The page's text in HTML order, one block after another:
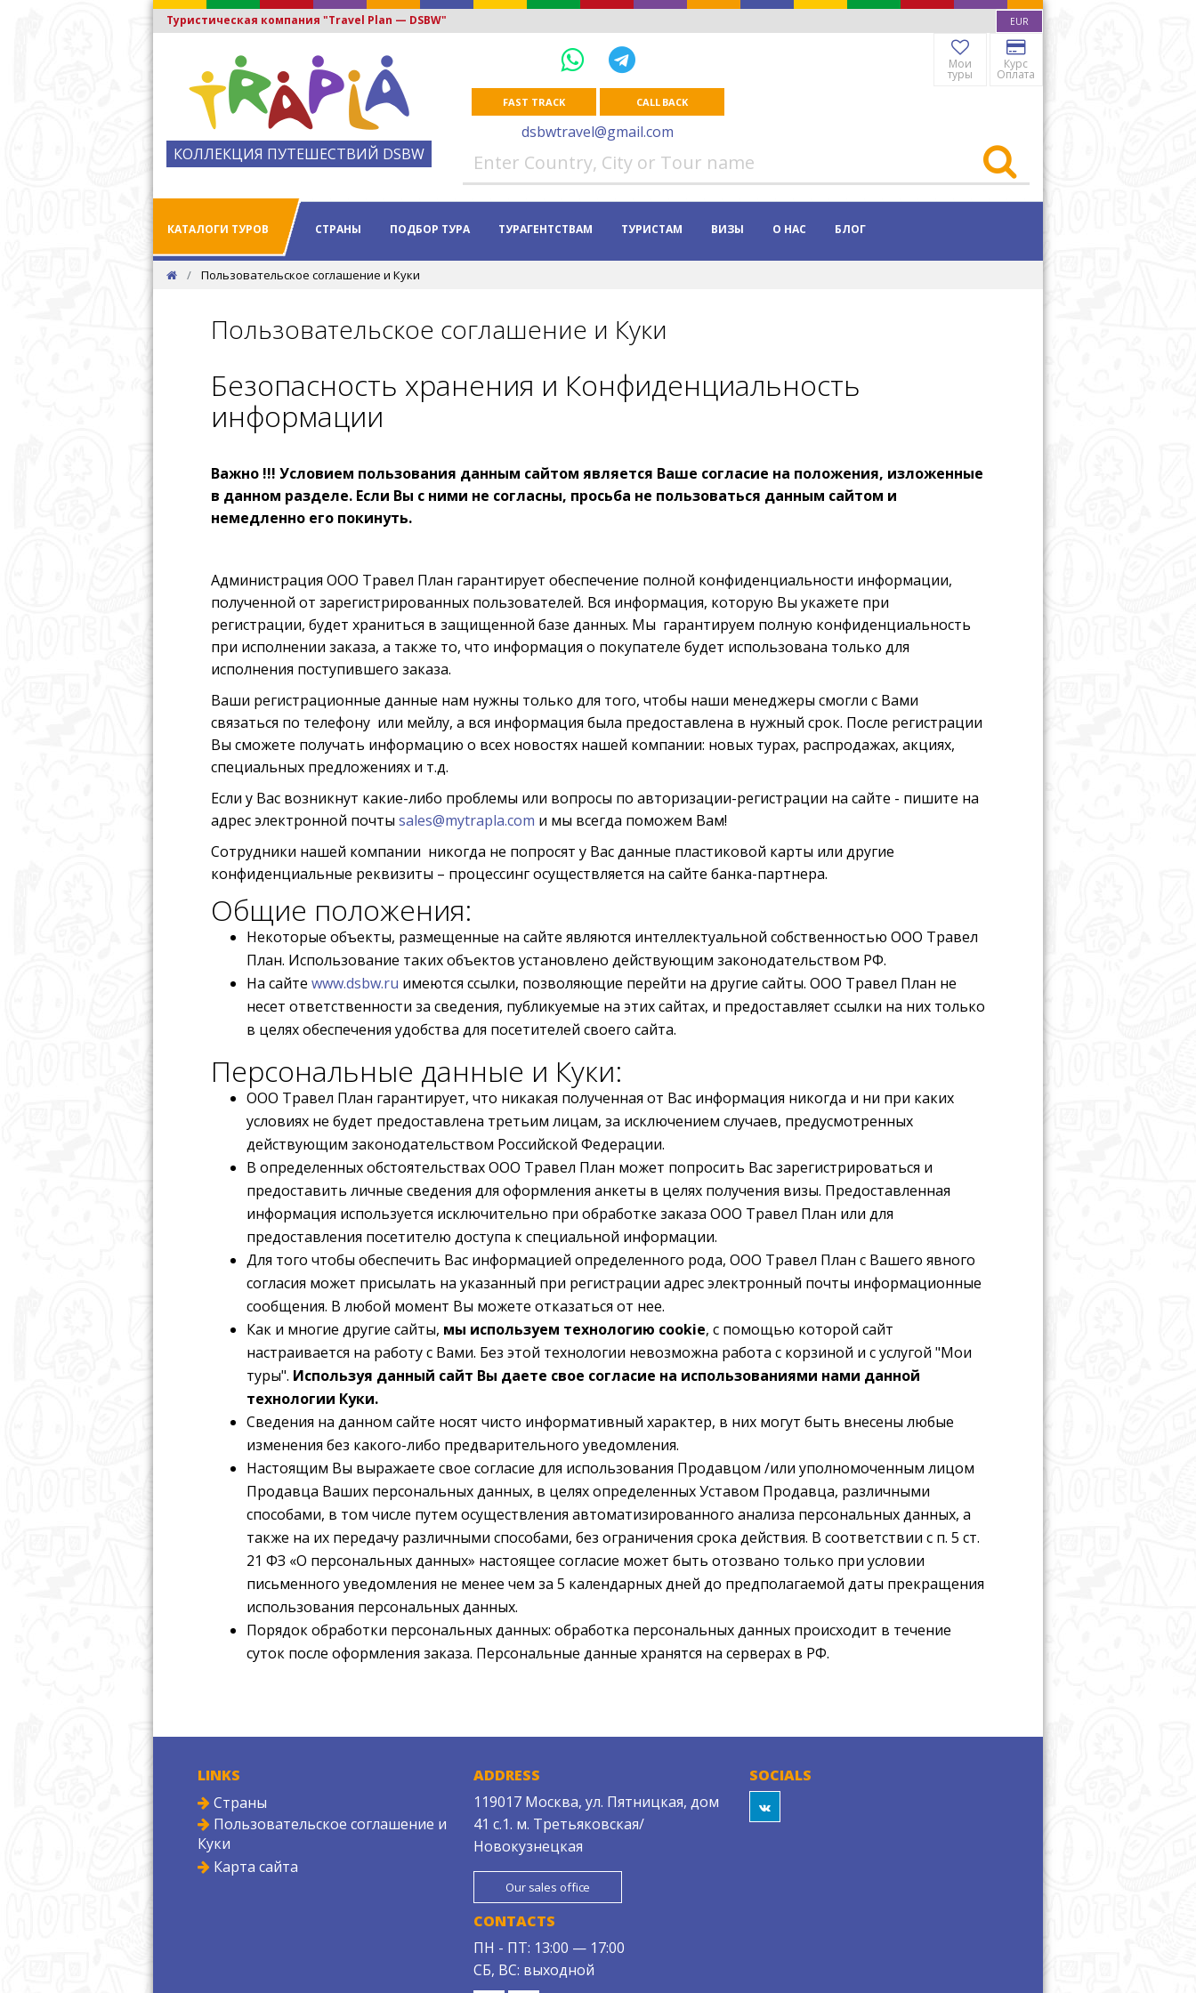
Туристическая компания "Travel Plan — DSBW" EUR
КОЛЛЕКЦИЯ ПУТЕШЕСТВИЙ DSBW
FAST TRACK CALL BACK
dsbwtravel@gmail.com
Мои
туры
Курс
Оплата
КАТАЛОГИ ТУРОВ СТРАНЫ ПОДБОР ТУРА ТУРАГЕНТСТВАМ ТУРИСТАМ ВИЗЫ О НАС БЛОГ
Пользовательское соглашение и Куки
Пользовательское соглашение и Куки
Безопасность хранения и Конфиденциальность
информации
Важно !!! Условием пользования данным сайтом является Ваше согласие на положения, изложенные
в данном разделе. Если Вы с ними не согласны, просьба не пользоваться данным сайтом и
немедленно его покинуть.
Администрация ООО Травел План гарантирует обеспечение полной конфиденциальности информации,
полученной от зарегистрированных пользователей. Вся информация, которую Вы укажете при
регистрации, будет храниться в защищенной базе данных. Мы гарантируем полную конфиденциальность
при исполнении заказа, а также то, что информация о покупателе будет использована только для
исполнения поступившего заказа.
Ваши регистрационные данные нам нужны только для того, чтобы наши менеджеры смогли с Вами
связаться по телефону или мейлу, а вся информация была предоставлена в нужный срок. После регистрации
Вы сможете получать информацию о всех новостях нашей компании: новых турах, распродажах, акциях,
специальных предложениях и т.д.
Если у Вас возникнут какие-либо проблемы или вопросы по авторизации-регистрации на сайте - пишите на
адрес электронной почты sales@mytrapla.com и мы всегда поможем Вам!
Сотрудники нашей компании никогда не попросят у Вас данные пластиковой карты или другие
конфиденциальные реквизиты – процессинг осуществляется на сайте банка-партнера.
Общие положения:
Некоторые объекты, размещенные на сайте являются интеллектуальной собственностью ООО Травел
План. Использование таких объектов установлено действующим законодательством РФ.
На сайте www.dsbw.ru имеются ссылки, позволяющие перейти на другие сайты. ООО Травел План не
несет ответственности за сведения, публикуемые на этих сайтах, и предоставляет ссылки на них только
в целях обеспечения удобства для посетителей своего сайта.
Персональные данные и Куки:
ООО Травел План гарантирует, что никакая полученная от Вас информация никогда и ни при каких
условиях не будет предоставлена третьим лицам, за исключением случаев, предусмотренных
действующим законодательством Российской Федерации.
В определенных обстоятельствах ООО Травел План может попросить Вас зарегистрироваться и
предоставить личные сведения для оформления анкеты в целях получения визы. Предоставленная
информация используется исключительно при обработке заказа ООО Травел План или для
предоставления посетителю доступа к специальной информации.
Для того чтобы обеспечить Вас информацией определенного рода, ООО Травел План с Вашего явного
согласия может присылать на указанный при регистрации адрес электронный почты информационные
сообщения. В любой момент Вы можете отказаться от нее.
Как и многие другие сайты, мы используем технологию cookie, с помощью которой сайт
настраивается на работу с Вами. Без этой технологии невозможна работа с корзиной и с услугой "Мои
туры". Используя данный сайт Вы даете свое согласие на использованиями нами данной
технологии Куки.
Сведения на данном сайте носят чисто информативный характер, в них могут быть внесены любые
изменения без какого-либо предварительного уведомления.
Настоящим Вы выражаете свое согласие для использования Продавцом /или уполномоченным лицом
Продавца Ваших персональных данных, в целях определенных Уставом Продавца, различными
способами, в том числе путем осуществления автоматизированного анализа персональных данных, а
также на их передачу различными способами, без ограничения срока действия. В соответствии с п. 5 ст.
21 ФЗ «О персональных данных» настоящее согласие может быть отозвано только при условии
письменного уведомления не менее чем за 5 календарных дней до предполагаемой даты прекращения
использования персональных данных.
Порядок обработки персональных данных: обработка персональных данных происходит в течение
суток после оформления заказа. Персональные данные хранятся на серверах в РФ.
LINKS
Страны
Пользовательское соглашение и
Куки
Карта сайта
ADDRESS
119017 Москва, ул. Пятницкая, дом
41 с.1. м. Третьяковская/
Новокузнецкая
Our sales office
CONTACTS
ПН - ПТ: 13:00 — 17:00
СБ, ВС: выходной
SOCIALS